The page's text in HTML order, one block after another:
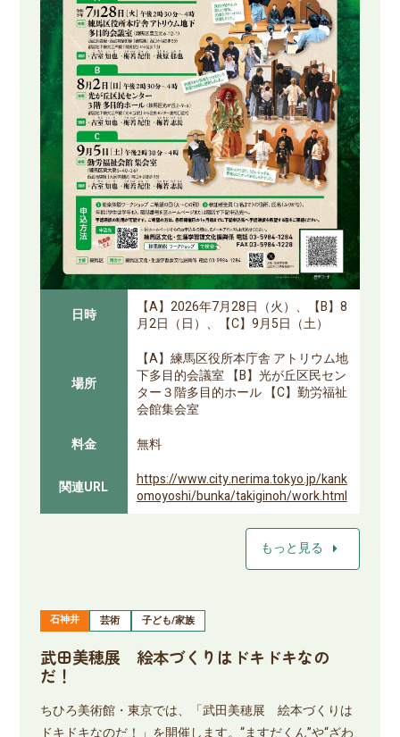
日時
【A】2026年7月28日（火）、【B】8
月2日（日）、【C】9月5日（土）
場所
【A】練馬区役所本庁舎 アトリウム地
下多目的会議室 【B】光が丘区民セン
ター３階多目的ホール 【C】勤労福祉
会館集会室
料金
無料
関連URL
https://www.city.nerima.tokyo.jp/kank
omoyoshi/bunka/takiginoh/work.html
もっと見る arrow_right
石神井 芸術 子ども/家族
武田美穂展 絵本づくりはドキドキなの
だ！
ちひろ美術館・東京では、「武田美穂展 絵本づくりは
ドキドキなのだ！」を開催します。“ますだくん”や“ざわ